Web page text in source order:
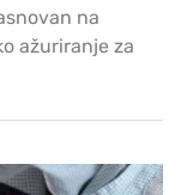
na
ažuriranje za